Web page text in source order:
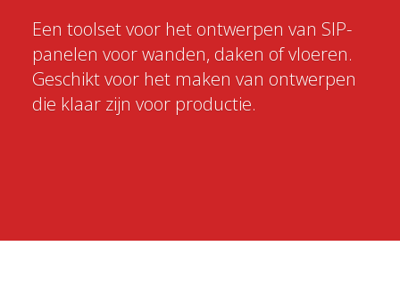
Een toolset voor het ontwerpen van SIP-
panelen voor wanden, daken of vloeren.
Geschikt voor het maken van ontwerpen
die klaar zijn voor productie.